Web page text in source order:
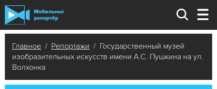
Главное / Репортажи / Государственный музей
изобразительных искусств имени А.С. Пушкина на ул.
Волхонка